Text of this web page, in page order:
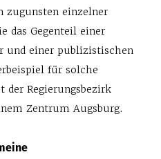
einzelner
das Gegenteil einer
und einer publizistischen
für solche
Regierungsbezirk
Zentrum Augsburg.